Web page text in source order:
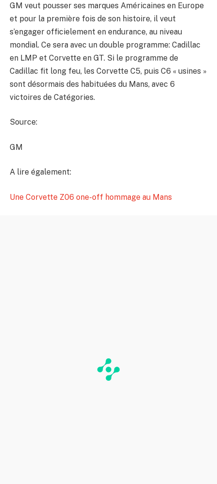
GM veut pousser ses marques Américaines en Europe
et pour la première fois de son histoire, il veut
s’engager officielement en endurance, au niveau
mondial. Ce sera avec un double programme: Cadillac
en LMP et Corvette en GT. Si le programme de
Cadillac fit long feu, les Corvette C5, puis C6 « usines »
sont désormais des habituées du Mans, avec 6
victoires de Catégories.
Source:
GM
A lire également:
Une Corvette Z06 one-off hommage au Mans